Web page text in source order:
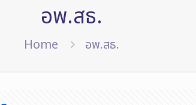
อพ.สธ.
Home อพ.สธ.